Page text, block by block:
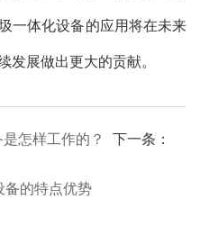
一体化设备的应用将在未来
展做出更大的贡献。
怎样工作的？ 下一条：
备的特点优势